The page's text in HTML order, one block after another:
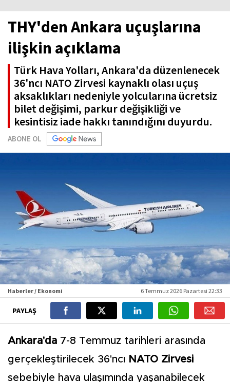
THY'den Ankara uçuşlarına
ilişkin açıklama
Türk Hava Yolları, Ankara'da düzenlenecek
36'ncı NATO Zirvesi kaynaklı olası uçuş
aksaklıkları nedeniyle yolcularına ücretsiz
bilet değişimi, parkur değişikliği ve
kesintisiz iade hakkı tanındığını duyurdu.
ABONE OL
Haberler / Ekonomi 6 Temmuz 2026 Pazartesi 22:33
PAYLAŞ
Ankara'da 7-8 Temmuz tarihleri arasında
gerçekleştirilecek 36'ncı NATO Zirvesi
sebebiyle hava ulaşımında yaşanabilecek